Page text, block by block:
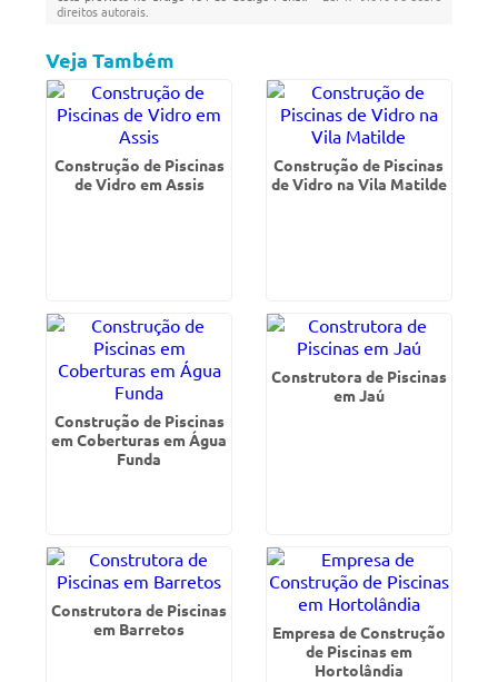
direitos autorais
Veja Também
Construção de Piscinas
de Vidro em Assis
Construção de Piscinas
de Vidro na Vila Matilde
Construção de Piscinas
em Coberturas em Água
Funda
Construtora de Piscinas
em Jaú
Construtora de Piscinas
em Barretos
Empresa de Construção
de Piscinas em
Hortolândia